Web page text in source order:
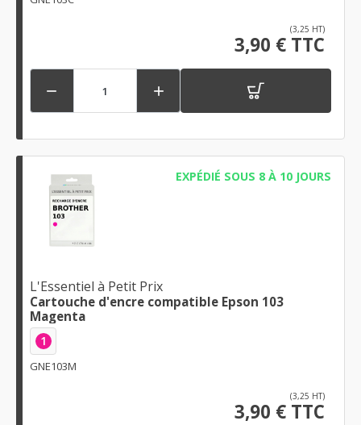
(3,25 HT)
3,90 € TTC
 
EXPÉDIÉ SOUS 8 À 10 JOURS
L'Essentiel à Petit Prix
Cartouche d'encre compatible Epson 103
Magenta
1
GNE103M
(3,25 HT)
3,90 € TTC